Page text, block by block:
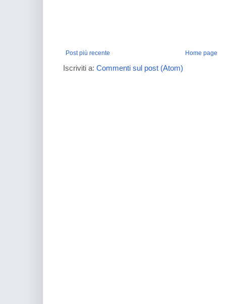
Post più recente Home page
Iscriviti a: Commenti sul post (Atom)